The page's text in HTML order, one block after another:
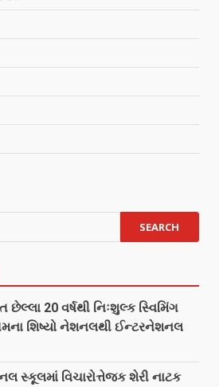
છેલ્લા 20 વર્ષથી નિઃશુલ્ક સ્વિમિંગ
શિષ્યો નેશનલથી ઈન્ટરનેશનલ
સ્કૂલમાં વિચારોત્તેજક શેરી નાટક